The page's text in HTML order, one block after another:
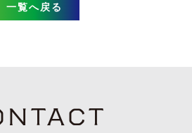
一覧へ戻る